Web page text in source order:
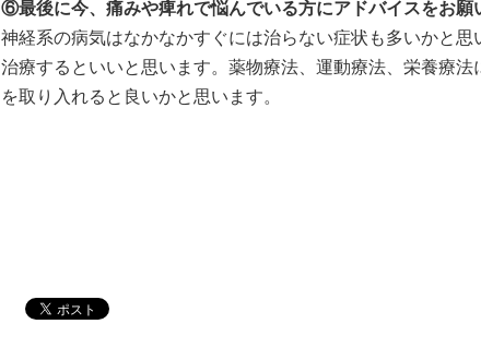
⑥最後に今、痛みや痺れで悩んでいる方にアドバイスをお願
神経系の病気はなかなかすぐには治らない症状も多いかと思
治療するといいと思います。薬物療法、運動療法、栄養療法
を取り入れると良いかと思います。